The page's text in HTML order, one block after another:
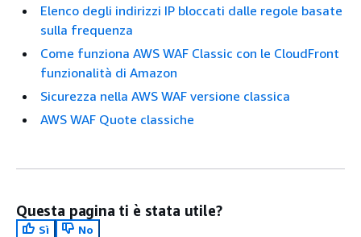
Elenco degli indirizzi IP bloccati dalle regole basate
sulla frequenza
Come funziona AWS WAF Classic con le CloudFront
funzionalità di Amazon
Sicurezza nella AWS WAF versione classica
AWS WAF Quote classiche
Questa pagina ti è stata utile?
Sì
No